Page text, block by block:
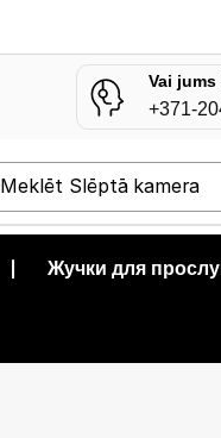
Vai
+371-
Meklēt Slēptā kamera
Жучки для